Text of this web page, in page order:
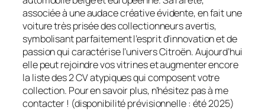
associée à une audace créative évidente, en fait une
voiture très prisée des collectionneurs avertis,
symbolisant parfaitement l’esprit d’innovation et de
passion qui caractérise l’univers Citroën. Aujourd’hui
elle peut rejoindre vos vitrines et augmenter encore
la liste des 2 CV atypiques qui composent votre
collection. Pour en savoir plus, n’hésitez pas à me
contacter ! (disponibilité prévisionnelle : été 2025)